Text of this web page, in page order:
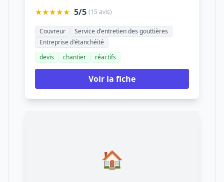
★★★★★ 5/5 (15 avis)
Couvreur
Service d'entretien des gouttières
Entreprise d'étanchéité
devis
chantier réactifs
Voir la fiche
🏠